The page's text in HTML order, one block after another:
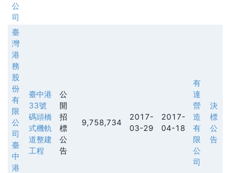
公
司
臺
灣
港
務
股
份
有
限
公
司
臺
中
港
臺中港
33號
碼頭橋
式機軌
道整建
工程
公
開
招
標
公
告
9,758,734
2017-
03-29
2017-
04-18
有
達
營
造
有
限
公
司
決
標
公
告